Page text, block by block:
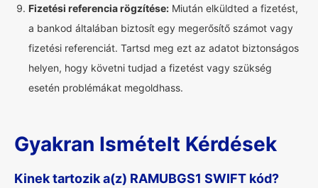
Fizetési referencia rögzítése: Miután elküldted a fizetést,
a bankod általában biztosít egy megerősítő számot vagy
fizetési referenciát. Tartsd meg ezt az adatot biztonságos
helyen, hogy követni tudjad a fizetést vagy szükség
esetén problémákat megoldhass.
Gyakran Ismételt Kérdések
Kinek tartozik a(z) RAMUBGS1 SWIFT kód?